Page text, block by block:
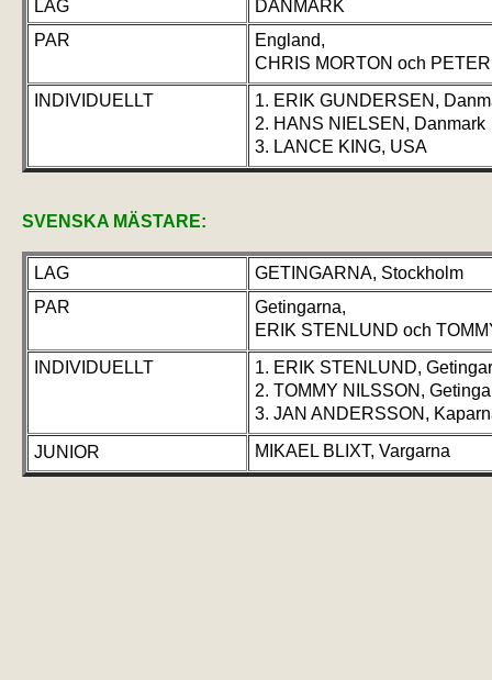
LAG
DANMARK
PAR
England,
CHRIS MORTON och
INDIVIDUELLT
1. ERIK GUNDERSEN,
2. HANS NIELSEN, Danmark
3. LANCE KING, USA
SVENSKA MÄSTARE:
LAG
GETINGARNA, Stockholm
PAR
Getingarna,
ERIK STENLUND och
INDIVIDUELLT
1. ERIK STENLUND,
2. TOMMY NILSSON,
3. JAN ANDERSSON,
JUNIOR MIKAEL BLIXT, Vargarna